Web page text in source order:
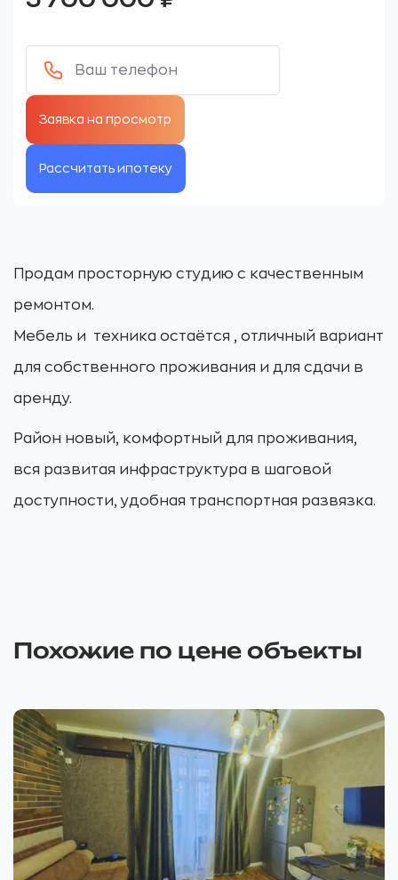
Рассчитать ипотеку
Продам просторную студию с качественным
ремонтом.
Мебель и техника остаётся , отличный вариант
для собственного проживания и для сдачи в
аренду.
Район новый, комфортный для проживания,
вся развитая инфраструктура в шаговой
доступности, удобная транспортная развязка.
Похожие по цене объекты